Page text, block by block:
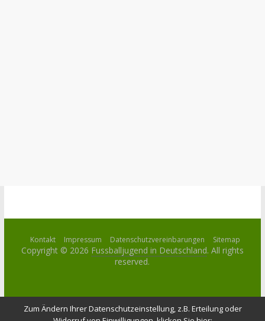
Kontakt Impressum Datenschutzvereinbarungen Sitemap
Copyright © 2026 Fussballjugend in Deutschland. All rights
reserved.
Zum Ändern Ihrer Datenschutzeinstellung, z.B. Erteilung oder